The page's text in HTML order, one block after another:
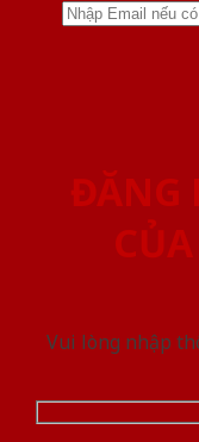
ĐĂNG
Vui lòng nhập